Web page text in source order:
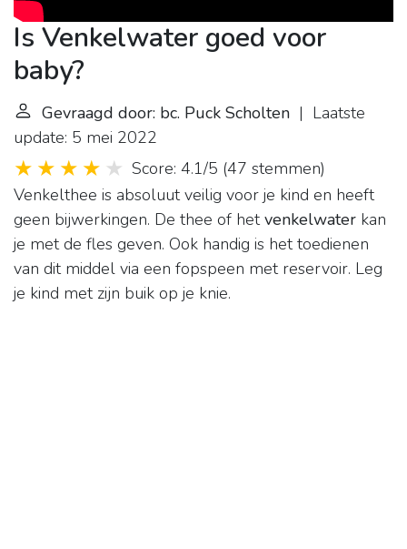
Is Venkelwater goed voor
baby?
Gevraagd door: bc. Puck Scholten | Laatste
update: 5 mei 2022
Score: 4.1/5 (47 stemmen)
Venkelthee is absoluut veilig voor je kind en heeft
geen bijwerkingen. De thee of hetvenkelwater kan
je met de fles geven. Ook handig is het toedienen
van dit middel via een fopspeen met reservoir. Leg
je kind met zijn buik op je knie.